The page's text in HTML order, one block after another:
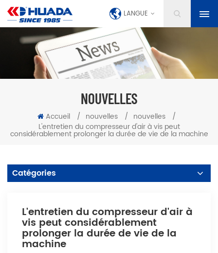
LANGUE
NOUVELLES
Accueil / nouvelles / nouvelles
/
L'entretien du compresseur d'air à vis peut
considérablement prolonger la durée de vie de la machine
Catégories
L'entretien du compresseur d'air à
vis peut considérablement
prolonger la durée de vie de la
machine